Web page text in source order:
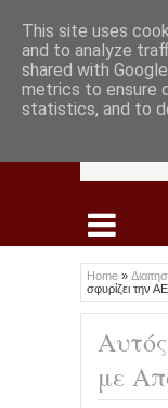
Home »
σφυρίζει την
με
This site uses
and to analyze
shared with
metrics to ensure
statistics, and to